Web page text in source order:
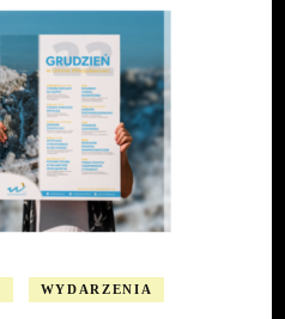
WYDARZENIA